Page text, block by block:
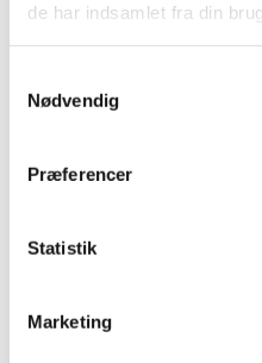
de har indsamlet fra din
Nødvendig
Præferencer
Statistik
Marketing
2011 (13)
november (1)
september (2)
juli (1)
maj (2)
2010 (7)